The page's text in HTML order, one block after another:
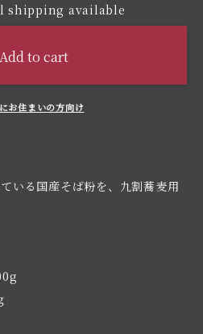
shipping available
Add to cart
お住まいの方向け
いる国産そば粉を、九割蕎麦用